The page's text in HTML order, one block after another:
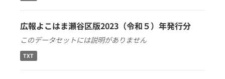
広報よこはま瀬谷区版2023（令和５）年発行分
このデータセットには説明がありません
TXT